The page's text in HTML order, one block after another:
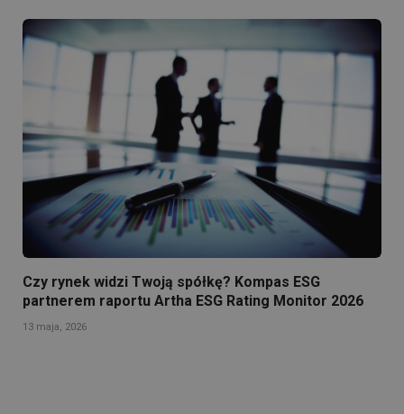
Czy rynek widzi Twoją spółkę? Kompas ESG
partnerem raportu Artha ESG Rating Monitor 2026
13 maja, 2026